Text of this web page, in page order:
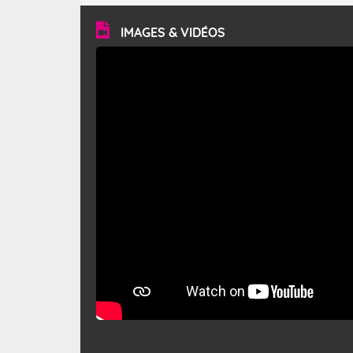
vitesse moyenne de 50 km/h et atteindre 80 à 100 km/h
en rafales, parfois davantage. Il parcourt la basse vallée
du Rhône et la Provence et envahit le littoral
méditerranéen à partir de la Camargue.
IMAGES & VIDÉOS